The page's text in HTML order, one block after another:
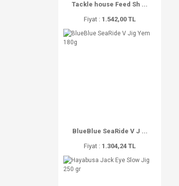
Tackle house Feed Sh ...
Fiyat : 1.542,00 TL
BlueBlue SeaRide V J ...
Fiyat : 1.304,24 TL